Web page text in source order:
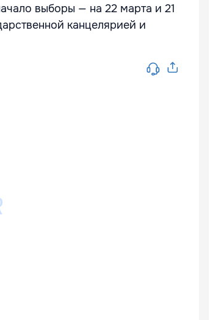
выборы — на 22 марта и 21
канцелярией и